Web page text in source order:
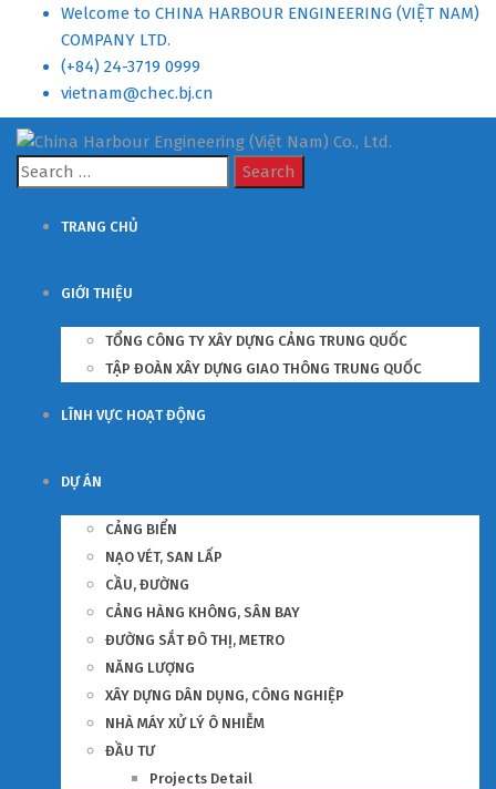
Welcome to CHINA HARBOUR ENGINEERING (VIỆT NAM)
COMPANY LTD.
(+84) 24-3719 0999
vietnam@chec.bj.cn
Search
for:
TRANG CHỦ
GIỚI THIỆU
TỔNG CÔNG TY XÂY DỰNG CẢNG TRUNG QUỐC
TẬP ĐOÀN XÂY DỰNG GIAO THÔNG TRUNG QUỐC
LĨNH VỰC HOẠT ĐỘNG
DỰ ÁN
CẢNG BIỂN
NẠO VÉT, SAN LẤP
CẦU, ĐƯỜNG
CẢNG HÀNG KHÔNG, SÂN BAY
ĐƯỜNG SẮT ĐÔ THỊ, METRO
NĂNG LƯỢNG
XÂY DỰNG DÂN DỤNG, CÔNG NGHIỆP
NHÀ MÁY XỬ LÝ Ô NHIỄM
ĐẦU TƯ
Projects Detail